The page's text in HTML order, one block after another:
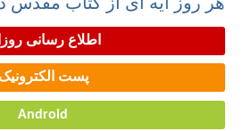
هر روز آیه ای از کتاب مقدس
اطلاع رسانی
پست الکترونیک
Android